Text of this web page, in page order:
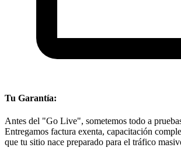
Tu Garantía:
Antes del "Go Live", sometemos todo a
Entregamos factura exenta, capacitación
que tu sitio nace preparado para el tráfico